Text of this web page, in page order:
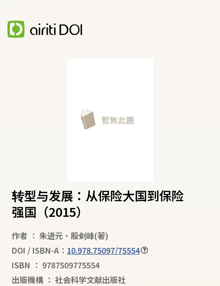
转型与发展：从保险大国到保险
强国（2015）
作者 ： 朱进元 、 殷剑峰(著)
DOI / ISBN-A： 10.978.75097/75554
ISBN ： 9787509775554
出版機構 ： 社会科学文献出版社